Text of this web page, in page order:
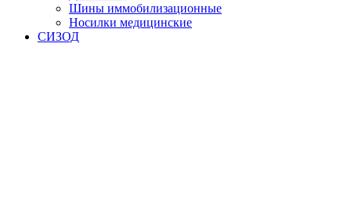
Шины иммобилизационные
Носилки медицинские
СИЗОД